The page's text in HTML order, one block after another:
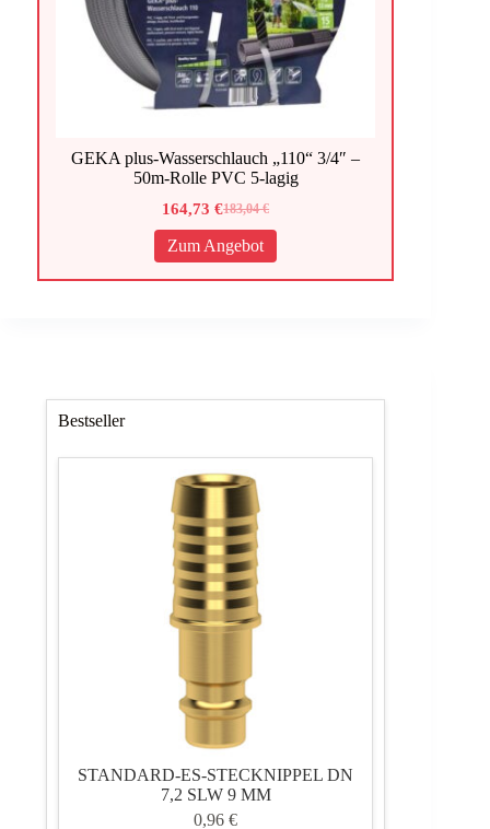
GEKA plus-Wasserschlauch „110“ 3/4″ –
50m-Rolle PVC 5-lagig
183,04€
Ursprünglicher
Preis
war:
183,04 €
164,73€
Aktueller
Preis
ist:
164,73 €.
Zum Angebot
Bestseller
STANDARD-ES-STECKNIPPEL DN
7,2 SLW 9 MM
0,96€